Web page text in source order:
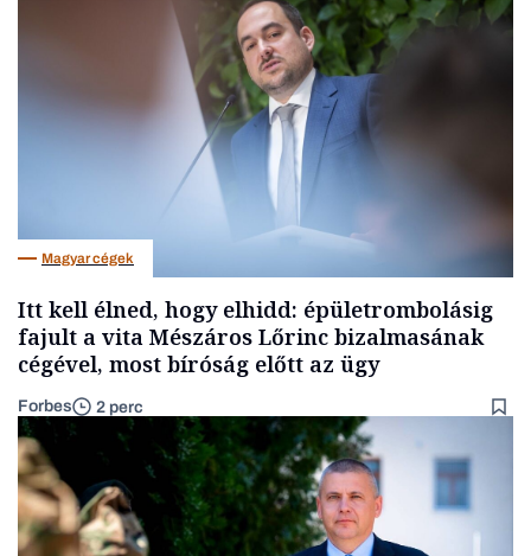
Magyar cégek
Itt kell élned, hogy elhidd: épületrombolásig
fajult a vita Mészáros Lőrinc bizalmasának
cégével, most bíróság előtt az ügy
Forbes 2 perc